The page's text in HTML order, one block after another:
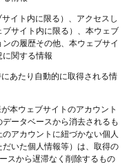
イト内に限る）、アクセスし
サイト内に限る）、本ウェブ
の履歴その他、本ウェブサイ
に関する情報
あたり自動的に取得される情
本ウェブサイトのアカウント
ータベースから消去されるも
アカウントに紐づかない個人
いた個人情報等）は、取得の
スから遅滞なく削除するもの